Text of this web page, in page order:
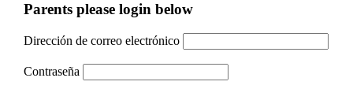
Parents please login below
Dirección de correo electrónico
Contraseña